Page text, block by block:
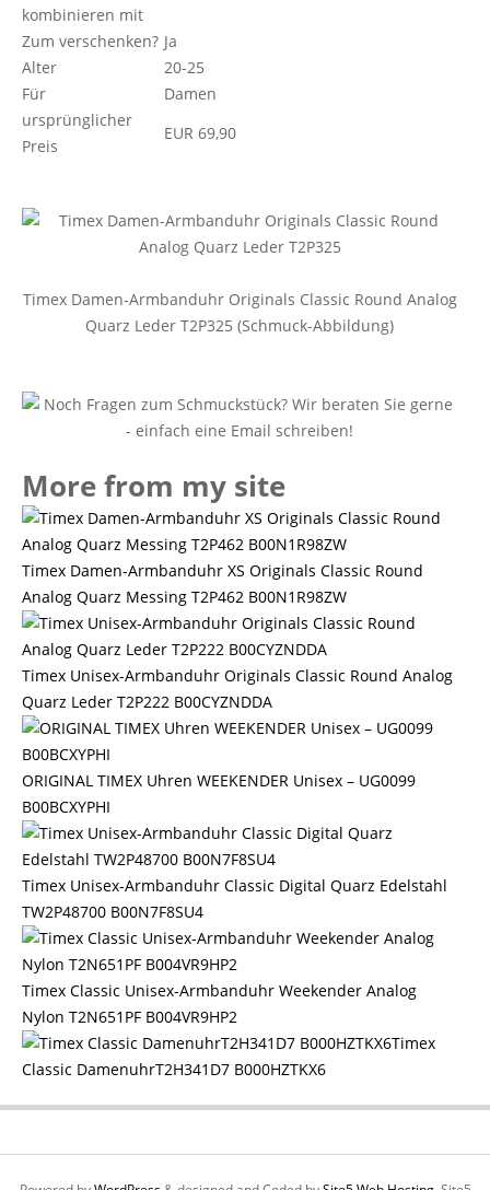
kombinieren mit
Zum verschenken? Ja
Alter
20-25
Für
Damen
ursprünglicher
Preis
EUR 69,90
Timex Damen-Armbanduhr Originals Classic Round Analog
Quarz Leder T2P325 (Schmuck-Abbildung)
More from my site
Timex Damen-Armbanduhr XS Originals Classic Round
Analog Quarz Messing T2P462 B00N1R98ZW
Timex Unisex-Armbanduhr Originals Classic Round Analog
Quarz Leder T2P222 B00CYZNDDA
ORIGINAL TIMEX Uhren WEEKENDER Unisex – UG0099
B00BCXYPHI
Timex Unisex-Armbanduhr Classic Digital Quarz Edelstahl
TW2P48700 B00N7F8SU4
Timex Classic Unisex-Armbanduhr Weekender Analog
Nylon T2N651PF B004VR9HP2
Timex
Classic DamenuhrT2H341D7 B000HZTKX6